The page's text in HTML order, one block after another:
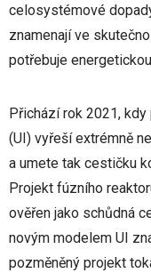
celosystémové
znamenají ve
potřebuje
Přichází rok 2021,
(UI) vyřeší extrémně
a umete tak cestičku
Projekt fúzního
ověřen jako schůdná
novým modelem UI
pozměněný projekt